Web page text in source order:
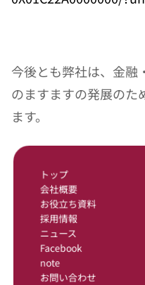
今後とも弊社は、金融
のますますの発展のた
ます。
トップ
会社概要
お役立ち資料
採用情報
ニュース
Facebook
note
お問い合わせ